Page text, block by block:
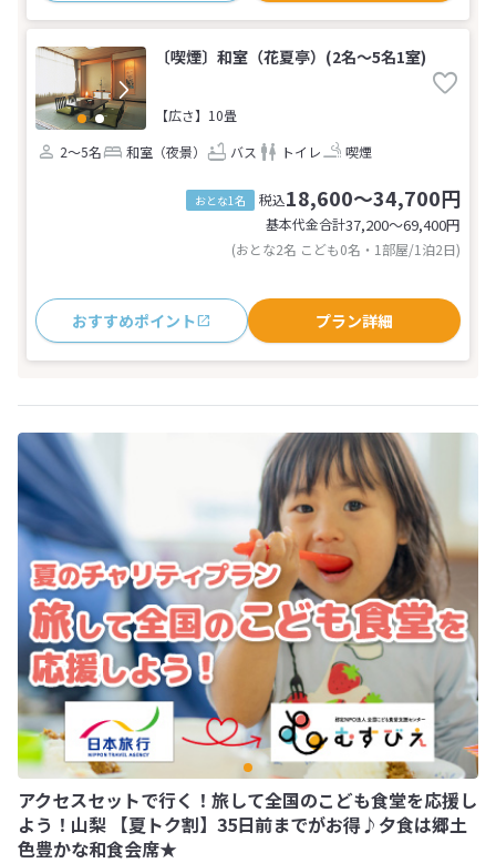
〔喫煙〕和室（花夏亭）(2名～5名1室)
【広さ】10畳
2～5名
和室（夜景） バス トイレ 喫煙
おとな1名 税込18,600～34,700円
基本代金合計37,200〜69,400円
(おとな2名 こども0名・1部屋/1泊2日)
おすすめポイント プラン詳細
アクセスセットで行く！旅して全国のこども食堂を応援し
よう！山梨 【夏トク割】35日前までがお得♪夕食は郷土
色豊かな和食会席★